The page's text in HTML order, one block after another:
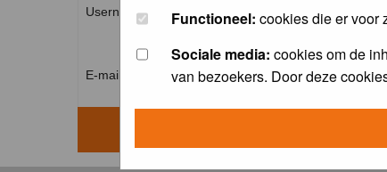
Functioneel: cookies die er voor
Sociale media: cookies om de
van bezoekers. Door deze
Username: *
E-mail address: *